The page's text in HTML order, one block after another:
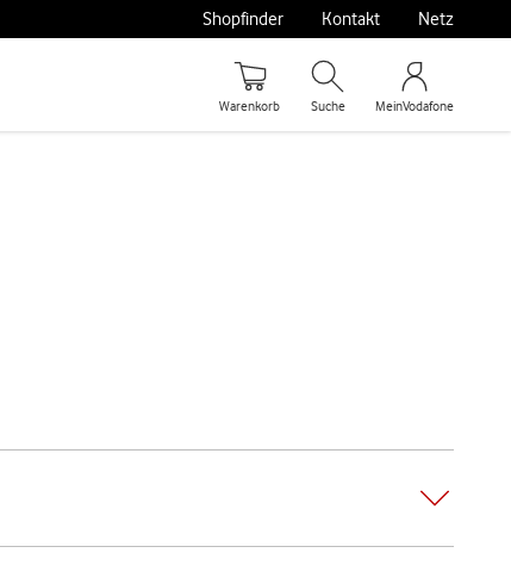
Shopfinder Kontakt Netz
Warenkorb Suche MeinVodafone